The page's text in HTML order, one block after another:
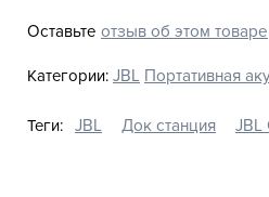
Оставьте отзыв об этом товаре
Категории: JBL Портативная
Теги: JBL Док станция JBL